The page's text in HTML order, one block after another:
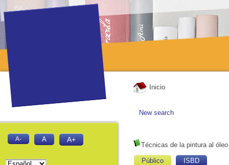
Inicio
New search
Técnicas de la pintura al óleo
Público
ISBD
A- A A+